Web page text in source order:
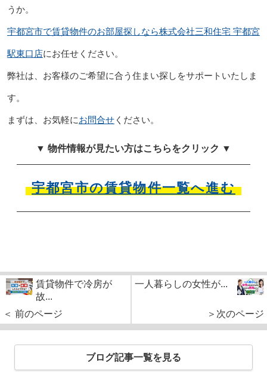
うか。
宇都宮市で賃貸物件のお部屋探しなら株式会社三和住宅 宇都宮
駅東口店にお任せください。
弊社は、お客様のご希望に合う住まい探しをサポートいたしま
す。
まずは、お気軽にお問合せください。
▼ 物件情報が見たい方はこちらをクリック ▼
宇都宮市の賃貸物件一覧へ進む
賃貸物件で冷房が
故...
＜ 前のページ
一人暮らしの女性が...
＞次のページ
ブログ記事一覧を見る